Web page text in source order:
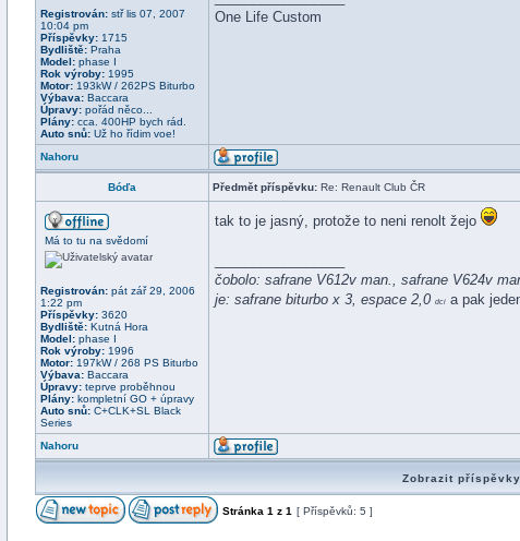
Registrován: stř lis 07, 2007
10:04 pm
Příspěvky: 1715
Bydliště: Praha
Model: phase I
Rok výroby: 1995
Motor: 193kW / 262PS Biturbo
Výbava: Baccara
Úpravy: pořád něco...
Plány: cca. 400HP bych rád.
Auto snů: Už ho řídim voe!
One Life Custom
Nahoru
Bóďa Předmět příspěvku: Re: Renault Club ČR
Má to tu na svědomí
Registrován: pát zář 29, 2006
1:22 pm
Příspěvky: 3620
Bydliště: Kutná Hora
Model: phase I
Rok výroby: 1996
Motor: 197kW / 268 PS Biturbo
Výbava: Baccara
Úpravy: teprve proběhnou
Plány: kompletní GO + úpravy
Auto snů: C+CLK+SL Black
Series
tak to je jasný, protože to neni renolt žejo
čobolo: safrane V612v man., safrane V624v
je: safrane biturbo x 3, espace 2,0 dci a pak
Nahoru
Zobrazit
Stránka 1 z 1 [ Příspěvků: 5 ]